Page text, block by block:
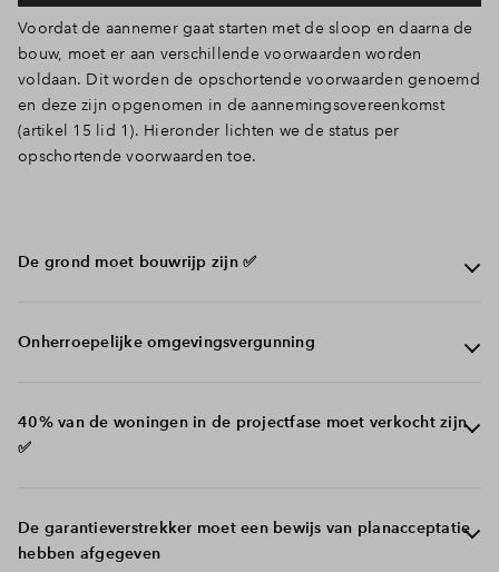
Voordat de aannemer gaat starten met de sloop en daarna de
bouw, moet er aan verschillende voorwaarden worden
voldaan. Dit worden de opschortende voorwaarden genoemd
en deze zijn opgenomen in de aannemingsovereenkomst
(artikel 15 lid 1). Hieronder lichten we de status per
opschortende voorwaarden toe.
De grond moet bouwrijp zijn ✅
grond bouwrijp moet zijn en ter vrije beschikking moet
Onherroepelijke omgevingsvergunning
kunnen geven voor de sloop van een deel van de hallen
40% van de woningen in de projectfase moet verkocht zijn
✅
voorspoedig en op dit moment is voldaan aan het
voorverkooppercentage van 40%
De garantieverstrekker moet een bewijs van planacceptatie
hebben afgegeven